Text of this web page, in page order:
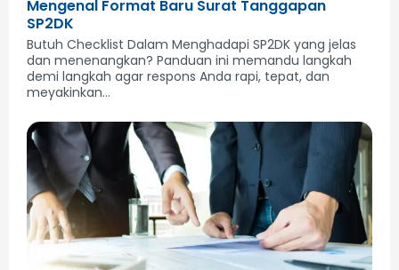
Mengenal Format Baru Surat Tanggapan
SP2DK
Butuh Checklist Dalam Menghadapi SP2DK yang jelas
dan menenangkan? Panduan ini memandu langkah
demi langkah agar respons Anda rapi, tepat, dan
meyakinkan...